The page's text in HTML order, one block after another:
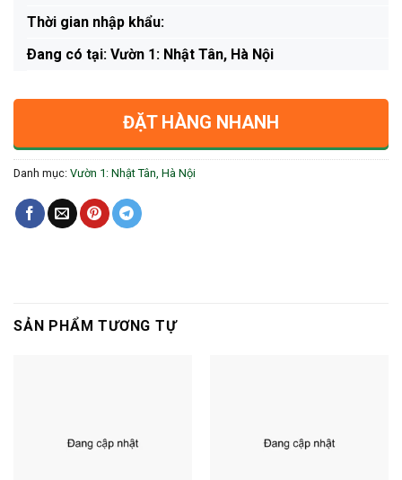
Thời gian nhập khẩu:
Ðang có tại: Vườn 1: Nhật Tân, Hà Nội
ĐẶT HÀNG NHANH
Danh mục: Vườn 1: Nhật Tân, Hà Nội
SẢN PHẨM TƯƠNG TỰ